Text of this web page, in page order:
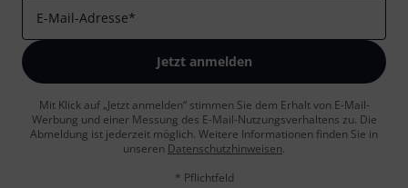
E-Mail-Adresse*
Jetzt anmelden
Mit Klick auf „Jetzt anmelden“ stimmen Sie dem Erhalt von E-Mail-
Werbung und einer Messung des E-Mail-Nutzungsverhaltens zu. Die
Abmeldung ist jederzeit möglich. Weitere Informationen finden Sie in
unseren Datenschutzhinweisen.
* Pflichtfeld